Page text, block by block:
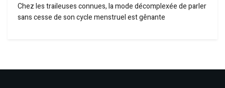
Chez les traileuses connues, la mode décomplexée de parler
sans cesse de son cycle menstruel est gênante